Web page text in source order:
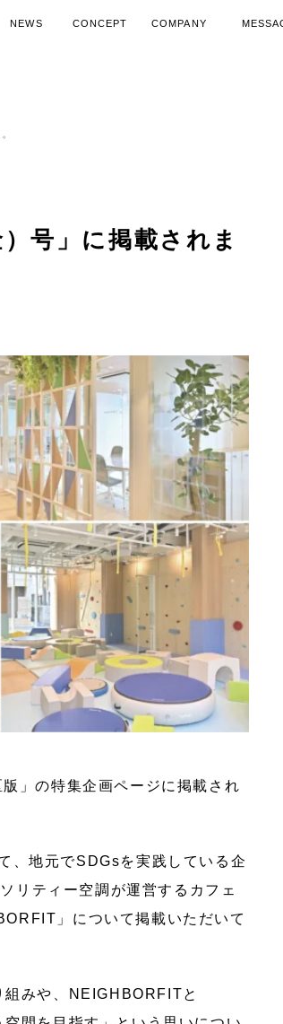
NEWS
CONCEPT
COMPANY
号」に掲載されま
」の特集企画ページに掲載され
、地元でSDGsを実践している企
リティー空調が運営するカフェ
」について掲載いただいて
みや、NEIGHBORFITと